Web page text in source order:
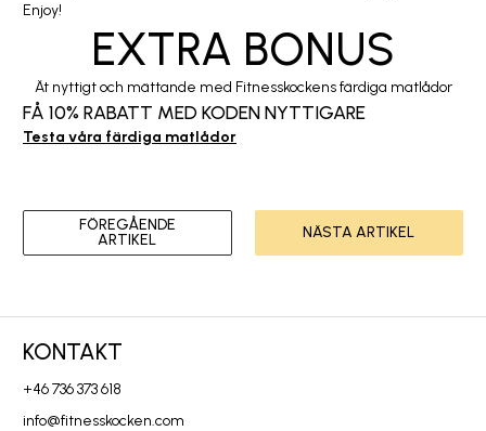
Enjoy!
EXTRA BONUS
Ät nyttigt och mättande med Fitnesskockens färdiga matlådor
FÅ 10% RABATT MED KODENNYTTIGARE
Testa våra färdiga matlådor
FÖREGÅENDE
ARTIKEL
NÄSTA ARTIKEL
KONTAKT
+46 736 373 618
info@fitnesskocken.com